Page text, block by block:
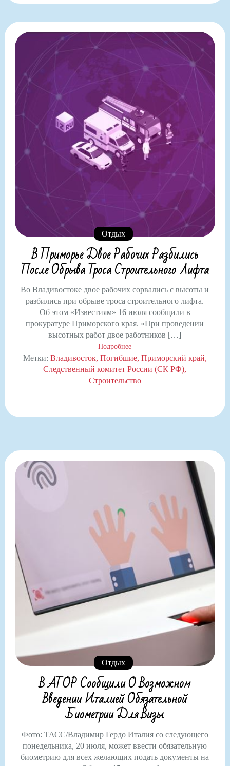
Отдых
В Приморье Двое Рабочих Разбились
После Обрыва Троса Строительного Лифта
Во Владивостоке двое рабочих сорвались с высоты и
разбились при обрыве троса строительного лифта.
Об этом «Известиям» 16 июля сообщили в
прокуратуре Приморского края. «При проведении
высотных работ двое работников […]
Подробнее
Метки: Владивосток Погибшие Приморский край
Следственный комитет России (СК РФ)
Строительство
Отдых
В АТОР Сообщили О Возможном
Введении Италией Обязательной
Биометрии Для Визы
Фото: ТАСС/Владимир Гердо Италия со следующего
понедельника, 20 июля, может ввести обязательную
биометрию для всех желающих подать документы на